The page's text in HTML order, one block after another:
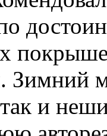
Зимний
и